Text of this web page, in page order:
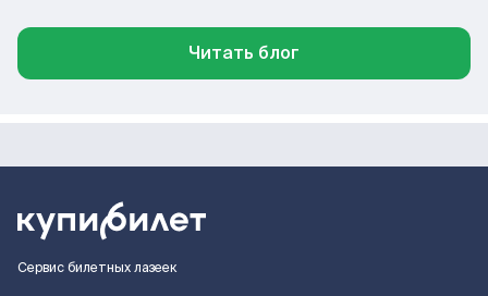
Читать блог
Сервис билетных лазеек